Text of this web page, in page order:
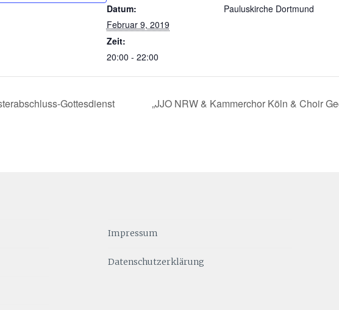
Datum:
Februar 9, 2019
Zeit:
20:00 - 22:00
Pauluskirche Dortmund
Gottesdienst „JJO NRW & Kammerchor Köln & Choir
Impressum
Datenschutzerklärung